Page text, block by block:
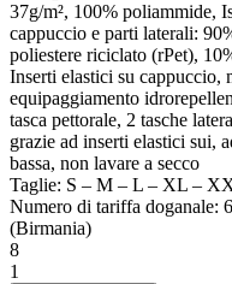
37g/m², 100% poliammide,
cappuccio e parti laterali:
poliestere riciclato (rPet),
Inserti elastici su cappuccio,
equipaggiamento
tasca pettorale, 2 tasche
grazie ad inserti elastici sui,
bassa, non lavare a secco
Taglie: S – M – L – XL –
Numero di tariffa doganale:
(Birmania)
8
1